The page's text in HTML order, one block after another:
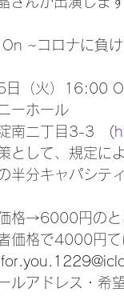
~コロナに負け
（火）16:00
ーホール
南二丁目3-3　(
として、規定に
半分キャパシテ
格→6000円のと
円てにてご
ルアドレス・希